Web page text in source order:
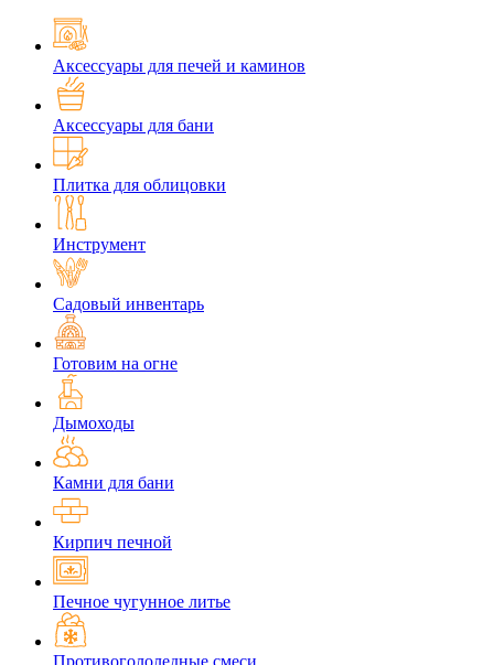
Аксессуары для печей и каминов
Аксессуары для бани
Плитка для облицовки
Инструмент
Садовый инвентарь
Готовим на огне
Дымоходы
Камни для бани
Кирпич печной
Печное чугунное литье